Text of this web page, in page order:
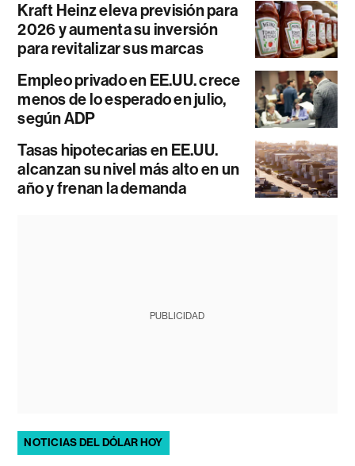
Kraft Heinz eleva previsión para
2026 y aumenta su inversión
para revitalizar sus marcas
Empleo privado en EE.UU. crece
menos de lo esperado en julio,
según ADP
Tasas hipotecarias en EE.UU.
alcanzan su nivel más alto en un
año y frenan la demanda
PUBLICIDAD
NOTICIAS DEL DÓLAR HOY